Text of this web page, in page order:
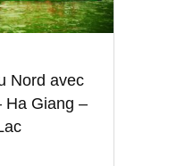
Nord avec
Ha Giang –